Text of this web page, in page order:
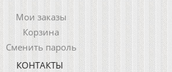
Мои заказы
Корзина
Сменить пароль
КОНТАКТЫ